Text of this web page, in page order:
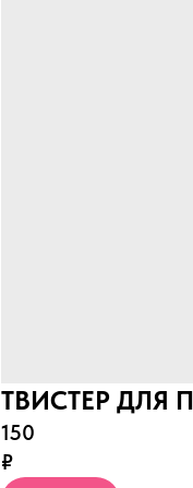
ТВИСТЕР ДЛЯ
150
₽